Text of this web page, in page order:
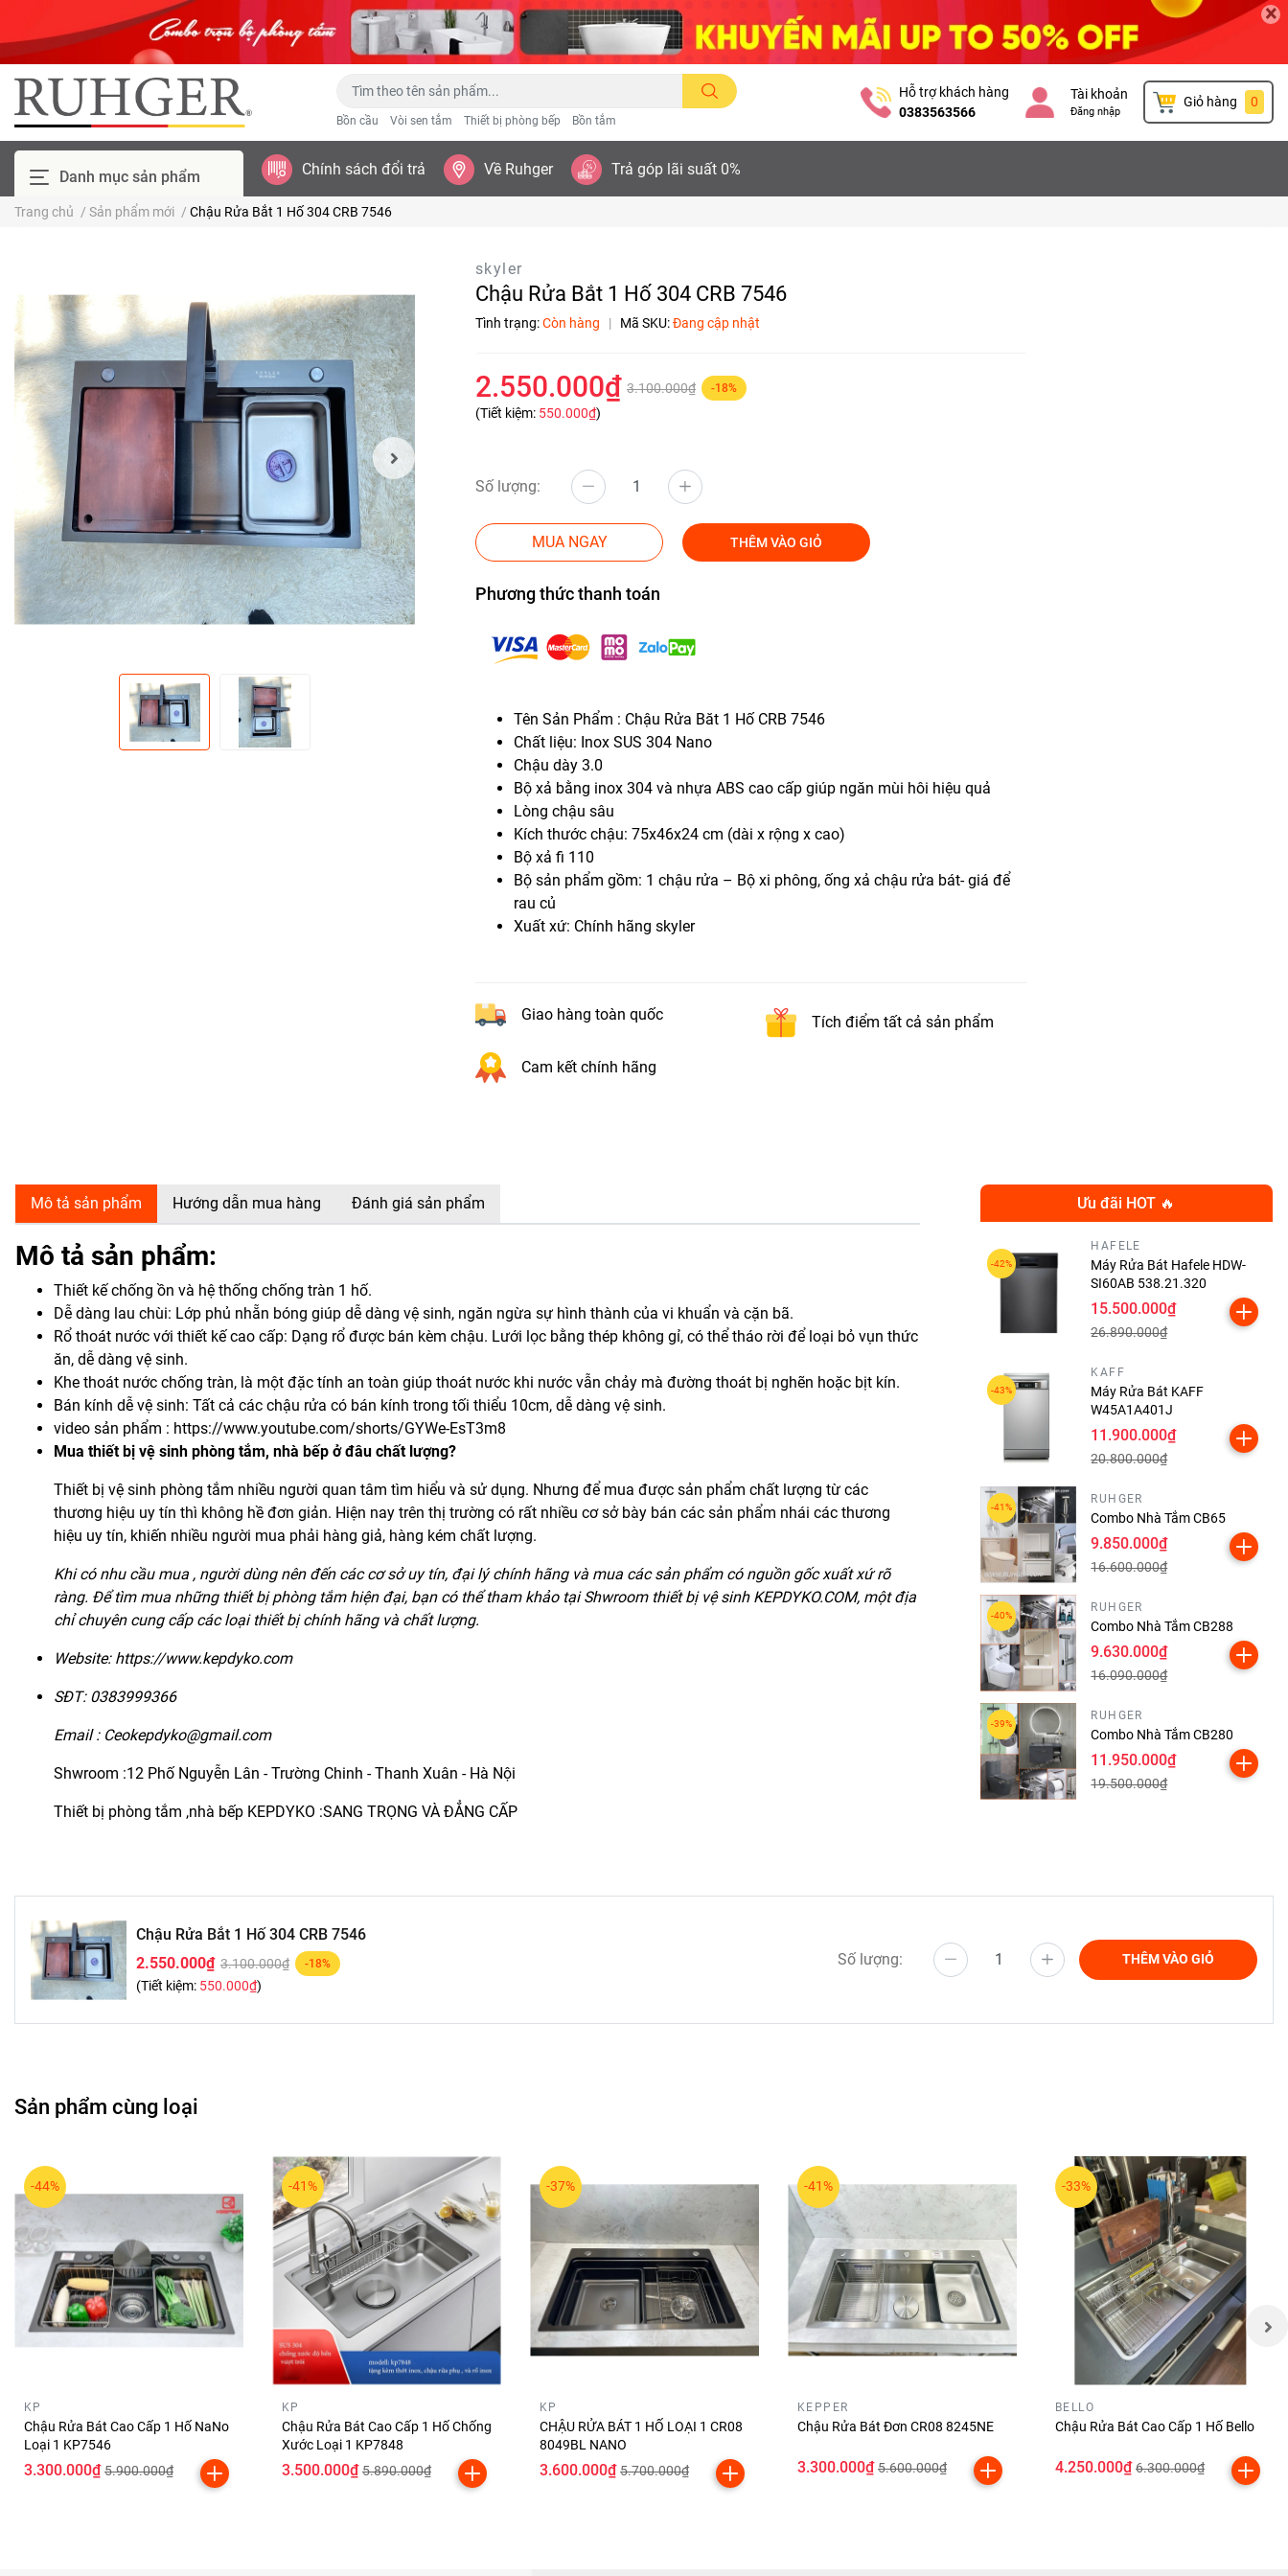
×
Bồn cầu Vòi sen tắm Thiết bị phòng bếp Bồn tắm
Hỗ trợ khách hàng
0383563566
Tài khoản
Đăng nhập
Giỏ hàng 0
Danh mục sản phẩm Chính sách đổi trả Về Ruhger Trả góp lãi suất 0%
Trang chủ / Sản phẩm mới / Chậu Rửa Bắt 1 Hố 304 CRB 7546
skyler
Chậu Rửa Bắt 1 Hố 304 CRB 7546
Tình trạng:Còn hàng | Mã SKU:Đang cập nhật
2.550.000₫ 3.100.000₫ -18%
(Tiết kiệm: 550.000₫)
Số lượng:
MUA NGAY THÊM VÀO GIỎ
Phương thức thanh toán
Tên Sản Phẩm : Chậu Rửa Băt 1 Hố CRB 7546
Chất liệu: Inox SUS 304 Nano
Chậu dày 3.0
Bộ xả bằng inox 304 và nhựa ABS cao cấp giúp ngăn mùi hôi hiệu quả
Lòng chậu sâu
Kích thước chậu: 75x46x24 cm (dài x rộng x cao)
Bộ xả fi 110
Bộ sản phẩm gồm: 1 chậu rửa – Bộ xi phông, ống xả chậu rửa bát- giá để
rau củ
Xuất xứ: Chính hãng skyler
Giao hàng toàn quốc Tích điểm tất cả sản phẩm
Cam kết chính hãng
Mô tả sản phẩm Hướng dẫn mua hàng Đánh giá sản phẩm
Mô tả sản phẩm:
Thiết kế chống ồn và hệ thống chống tràn 1 hố.
Dễ dàng lau chùi: Lớp phủ nhẵn bóng giúp dễ dàng vệ sinh, ngăn ngừa sự hình thành của vi khuẩn và cặn bã.
Rổ thoát nước với thiết kế cao cấp: Dạng rổ được bán kèm chậu. Lưới lọc bằng thép không gỉ, có thể tháo rời để loại bỏ vụn thức
ăn, dễ dàng vệ sinh.
Khe thoát nước chống tràn, là một đặc tính an toàn giúp thoát nước khi nước vẫn chảy mà đường thoát bị nghẽn hoặc bịt kín.
Bán kính dễ vệ sinh: Tất cả các chậu rửa có bán kính trong tối thiểu 10cm, dễ dàng vệ sinh.
video sản phẩm : https://www.youtube.com/shorts/GYWe-EsT3m8
Mua thiết bị vệ sinh phòng tắm, nhà bếp ở đâu chất lượng?
Thiết bị vệ sinh phòng tắm nhiều người quan tâm tìm hiểu và sử dụng. Nhưng để mua được sản phẩm chất lượng từ các
thương hiệu uy tín thì không hề đơn giản. Hiện nay trên thị trường có rất nhiều cơ sở bày bán các sản phẩm nhái các thương
hiệu uy tín, khiến nhiều người mua phải hàng giả, hàng kém chất lượng.
Khi có nhu cầu mua , người dùng nên đến các cơ sở uy tín, đại lý chính hãng và mua các sản phẩm có nguồn gốc xuất xứ rõ
ràng. Để tìm mua những thiết bị phòng tắm hiện đại, bạn có thể tham khảo tại Shwroom thiết bị vệ sinh KEPDYKO.COM, một địa
chỉ chuyên cung cấp các loại thiết bị chính hãng và chất lượng.
Website: https://www.kepdyko.com
SĐT: 0383999366
Email : Ceokepdyko@gmail.com
Shwroom :12 Phố Nguyễn Lân - Trường Chinh - Thanh Xuân - Hà Nội
Thiết bị phòng tắm ,nhà bếp KEPDYKO :SANG TRỌNG VÀ ĐẲNG CẤP
Ưu đãi HOT 🔥
HAFELE
Máy Rửa Bát Hafele HDW-
SI60AB 538.21.320
15.500.000₫
26.890.000₫
KAFF
Máy Rửa Bát KAFF
W45A1A401J
11.900.000₫
20.800.000₫
RUHGER
Combo Nhà Tắm CB65
9.850.000₫
16.600.000₫
RUHGER
Combo Nhà Tắm CB288
9.630.000₫
16.090.000₫
RUHGER
Combo Nhà Tắm CB280
11.950.000₫
19.500.000₫
Chậu Rửa Bắt 1 Hố 304 CRB 7546
2.550.000₫ 3.100.000₫ -18%
(Tiết kiệm: 550.000₫)
Số lượng: THÊM VÀO GIỎ
Sản phẩm cùng loại
-44%
KP
Chậu Rửa Bát Cao Cấp 1 Hố NaNo
Loại 1 KP7546
3.300.000₫ 5.900.000₫
-41%
KP
Chậu Rửa Bát Cao Cấp 1 Hố Chống
Xước Loại 1 KP7848
3.500.000₫ 5.890.000₫
-37%
KP
CHẬU RỬA BÁT 1 HỐ LOẠI 1 CR08
8049BL NANO
3.600.000₫ 5.700.000₫
-41%
KEPPER
Chậu Rửa Bát Đơn CR08 8245NE
3.300.000₫ 5.600.000₫
-33%
BELLO
Chậu Rửa Bát Cao Cấp 1 Hố Bello
4.250.000₫ 6.300.000₫